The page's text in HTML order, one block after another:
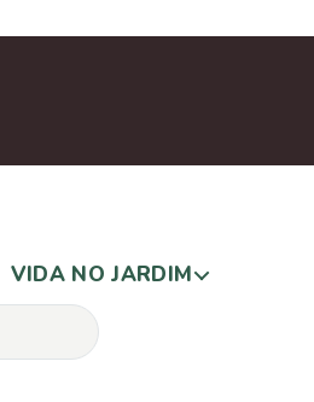
VIDA NO JARDIM